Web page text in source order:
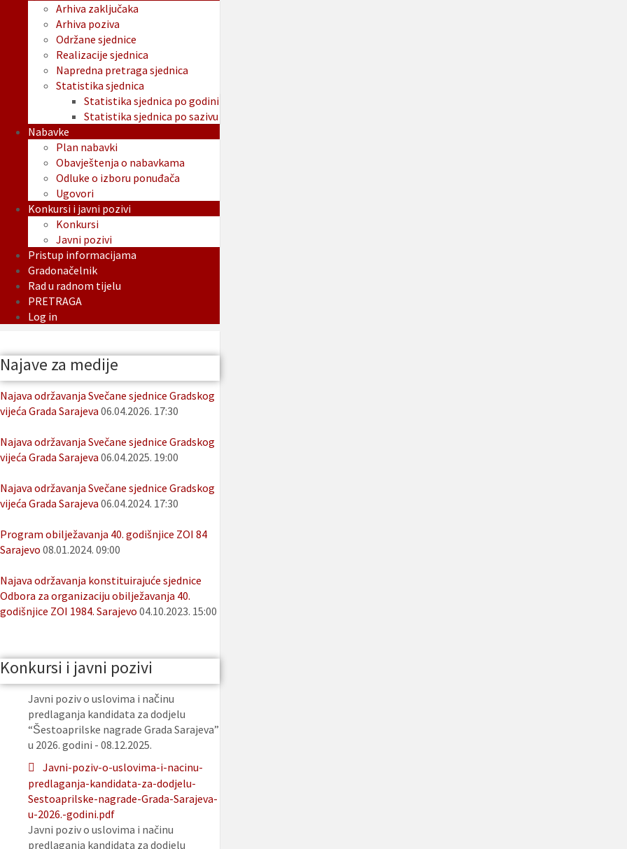
Arhiva zaključaka
Arhiva poziva
Održane sjednice
Realizacije sjednica
Napredna pretraga sjednica
Statistika sjednica
Statistika sjednica po godini
Statistika sjednica po sazivu
Nabavke
Plan nabavki
Obavještenja o nabavkama
Odluke o izboru ponuđača
Ugovori
Konkursi i javni pozivi
Konkursi
Javni pozivi
Pristup informacijama
Gradonačelnik
Rad u radnom tijelu
PRETRAGA
Log in
Najave za medije
Najava održavanja Svečane sjednice Gradskog
vijeća Grada Sarajeva 06.04.2026. 17:30
Najava održavanja Svečane sjednice Gradskog
vijeća Grada Sarajeva 06.04.2025. 19:00
Najava održavanja Svečane sjednice Gradskog
vijeća Grada Sarajeva 06.04.2024. 17:30
Program obilježavanja 40. godišnjice ZOI 84
Sarajevo 08.01.2024. 09:00
Najava održavanja konstituirajuće sjednice
Odbora za organizaciju obilježavanja 40.
godišnjice ZOI 1984. Sarajevo 04.10.2023. 15:00
Konkursi i javni pozivi
Javni poziv o uslovima i načinu
predlaganja kandidata za dodjelu
“Šestoaprilske nagrade Grada Sarajeva”
u 2026. godini - 08.12.2025.
Javni-poziv-o-uslovima-i-nacinu-
predlaganja-kandidata-za-dodjelu-
Sestoaprilske-nagrade-Grada-Sarajeva-
u-2026.-godini.pdf
Javni poziv o uslovima i načinu
predlaganja kandidata za dodjelu